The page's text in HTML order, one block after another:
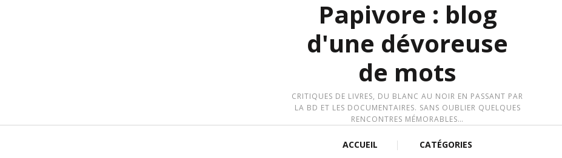
Papivore : blog
d'une dévoreuse
de mots
CRITIQUES DE LIVRES, DU BLANC AU NOIR EN PASSANT PAR
LA BD ET LES DOCUMENTAIRES. SANS OUBLIER QUELQUES
RENCONTRES MÉMORABLES…
ACCUEIL CATÉGORIES